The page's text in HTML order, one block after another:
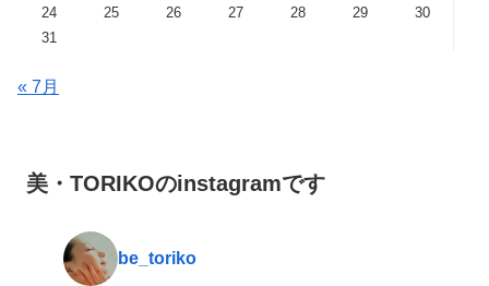
24
25 26 27 28 29
30
31
« 7月
美・TORIKOのinstagramです
be_toriko